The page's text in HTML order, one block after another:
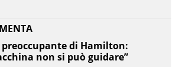
di Hamilton:
non si può guidare”